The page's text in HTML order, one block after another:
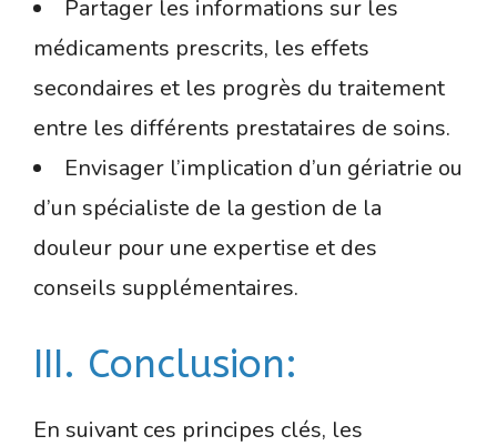
Partager les informations sur les
médicaments prescrits, les effets
secondaires et les progrès du traitement
entre les différents prestataires de soins.
Envisager l’implication d’un gériatrie ou
d’un spécialiste de la gestion de la
douleur pour une expertise et des
conseils supplémentaires.
III. Conclusion:
En suivant ces principes clés, les